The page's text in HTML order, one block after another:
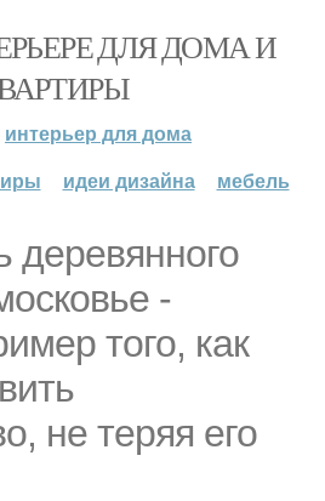
ДЛЯ ДОМА И
интерьер для дома
идеи дизайна мебель
деревянного
-
того, как
не теряя его